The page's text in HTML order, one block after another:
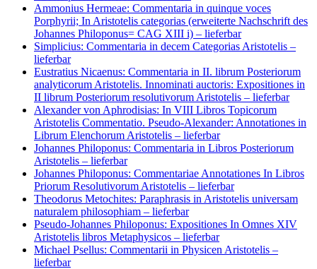
Ammonius Hermeae: Commentaria in quinque voces
Porphyrii; In Aristotelis categorias (erweiterte Nachschrift des
Johannes Philoponus= CAG XIII i) – lieferbar
Simplicius: Commentaria in decem Categorias Aristotelis –
lieferbar
Eustratius Nicaenus: Commentaria in II. librum Posteriorum
analyticorum Aristotelis. Innominati auctoris: Expositiones in
II librum Posteriorum resolutivorum Aristotelis – lieferbar
Alexander von Aphrodisias: In VIII Libros Topicorum
Aristotelis Commentatio. Pseudo-Alexander: Annotationes in
Librum Elenchorum Aristotelis – lieferbar
Johannes Philoponus: Commentaria in Libros Posteriorum
Aristotelis – lieferbar
Johannes Philoponus: Commentariae Annotationes In Libros
Priorum Resolutivorum Aristotelis – lieferbar
Theodorus Metochites: Paraphrasis in Aristotelis universam
naturalem philosophiam – lieferbar
Pseudo-Johannes Philoponus: Expositiones In Omnes XIV
Aristotelis libros Metaphysicos – lieferbar
Michael Psellus: Commentarii in Physicen Aristotelis –
lieferbar